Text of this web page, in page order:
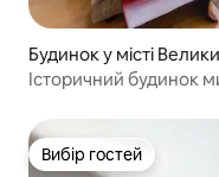
Будинок у місті
Історичний будинок
Вибір гостей
Вибір гостей